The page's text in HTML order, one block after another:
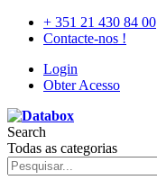
+ 351 21 430 84 00
Contacte-nos !
Login
Obter Acesso
Search
Todas as categorias